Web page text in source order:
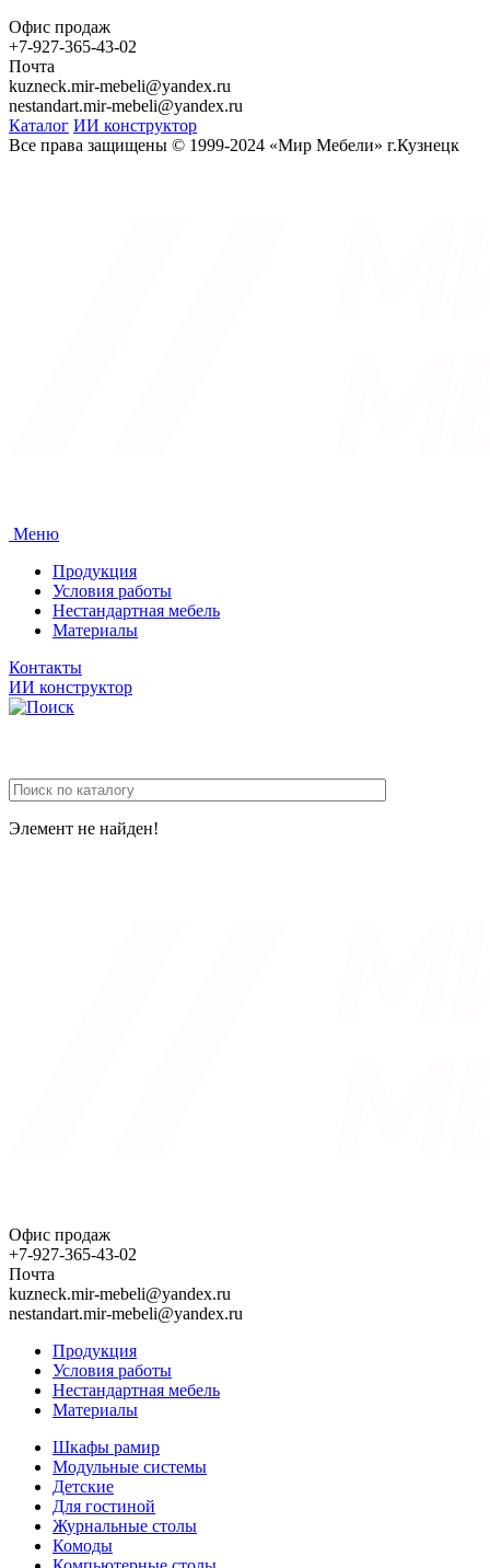
Офис продаж
+7-927-365-43-02
Почта
kuzneck.mir-mebeli@yandex.ru
nestandart.mir-mebeli@yandex.ru
Каталог ИИ конструктор
Все права защищены © 1999-2024 «Мир Мебели» г.Кузнецк
Меню
Продукция
Условия работы
Нестандартная мебель
Материалы
Контакты
ИИ конструктор
Элемент не найден!
Офис продаж
+7-927-365-43-02
Почта
kuzneck.mir-mebeli@yandex.ru
nestandart.mir-mebeli@yandex.ru
Продукция
Условия работы
Нестандартная мебель
Материалы
Шкафы рамир
Модульные системы
Детские
Для гостиной
Журнальные столы
Комоды